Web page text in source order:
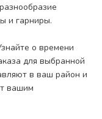
и гарниры.
о времени
для выбранной
в ваш район и
вашим